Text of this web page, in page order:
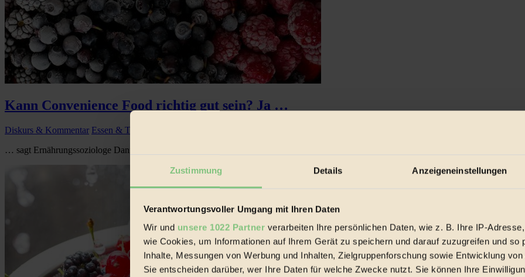
Zustimmung Details Anzeigeneinstellungen
Verantwortungsvoller Umgang mit Ihren Daten
Wir und unsere 1022 Partner verarbeiten Ihre persönlichen Daten, wie z. B. Ihre IP-
wie Cookies, um Informationen auf Ihrem Gerät zu speichern und darauf zuzugreifen und so
Inhalte, Messungen von Werbung und Inhalten, Zielgruppenforschung sowie Entwicklung
Sie entscheiden darüber, wer Ihre Daten für welche Zwecke nutzt. Sie können Ihre
Kann Convenience Food richtig gut sein? Ja …
Diskurs & Kommentar Essen & Trinken
… sagt Ernährungssoziologe Daniel Kofahl, denn »Convenience Food ist nicht synonym zu setzen mit Junk Food«...